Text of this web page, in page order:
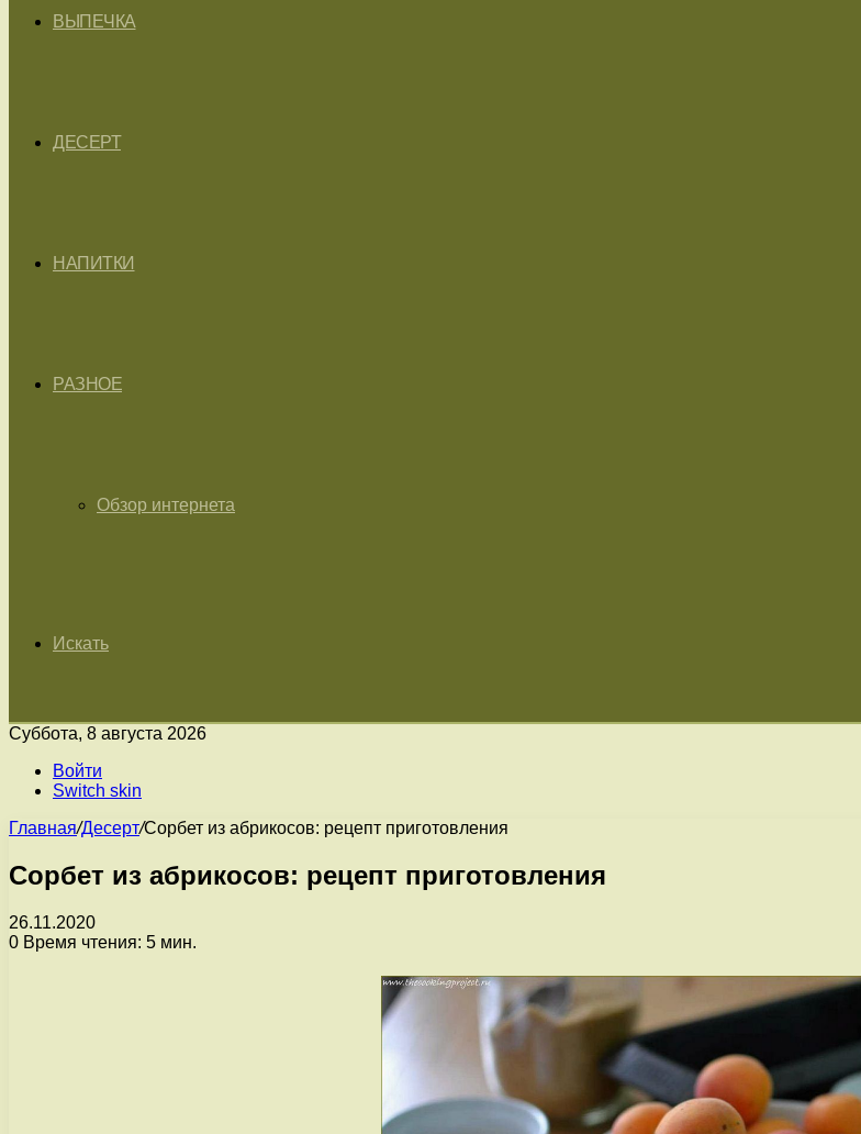
ВЫПЕЧКА
ДЕСЕРТ
НАПИТКИ
РАЗНОЕ
Обзор интернета
Искать
Суббота, 8 августа 2026
Войти
Switch skin
Главная/Десерт/Сорбет из абрикосов: рецепт приготовления
Сорбет из абрикосов: рецепт приготовления
26.11.2020
0 Время чтения: 5 мин.